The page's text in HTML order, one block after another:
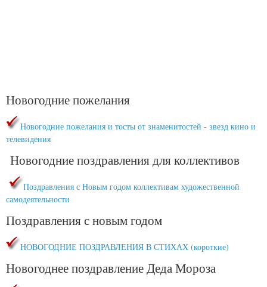
Новогодние пожелания
Новогодние пожелания и тосты от знаменитостей - звезд кино и
телевидения
Новогодние поздравления для коллективов
Поздравления с Новым годом коллективам художественной
самодеятельности
Поздравления с новым годом
НОВОГОДНИЕ ПОЗДРАВЛЕНИЯ В СТИХАХ (короткие)
Новогоднее поздравление Деда Мороза